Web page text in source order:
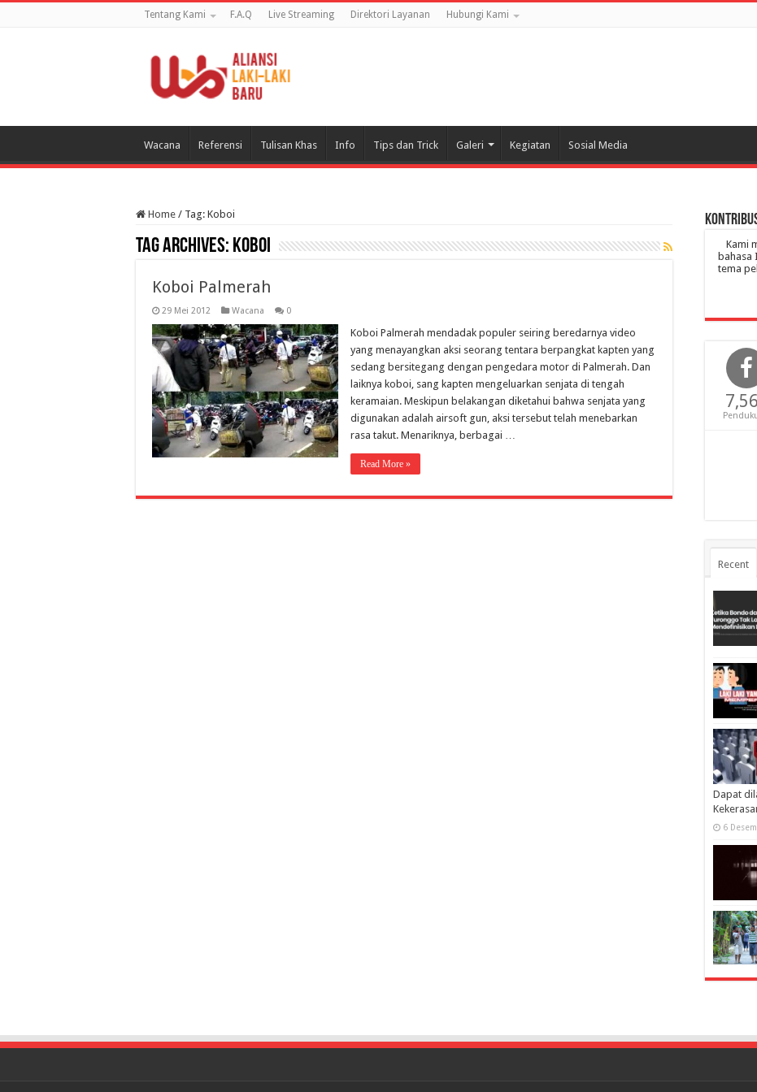
Tentang Kami F.A.Q Live Streaming Direktori Layanan Hubungi Kami
Wacana Referensi Tulisan Khas Info Tips dan Trick Galeri Kegiatan Sosial Media
Home / Tag: Koboi
Tag Archives: Koboi
Koboi Palmerah
29 Mei 2012 Wacana 0
Koboi Palmerah mendadak populer seiring beredarnya video
yang menayangkan aksi seorang tentara berpangkat kapten yang
sedang bersitegang dengan pengedara motor di Palmerah. Dan
laiknya koboi, sang kapten mengeluarkan senjata di tengah
keramaian. Meskipun belakangan diketahui bahwa senjata yang
digunakan adalah airsoft gun, aksi tersebut telah menebarkan
rasa takut. Menariknya, berbagai …
Read More »
Kami
bahasa
tema
Recent
Dapat
6